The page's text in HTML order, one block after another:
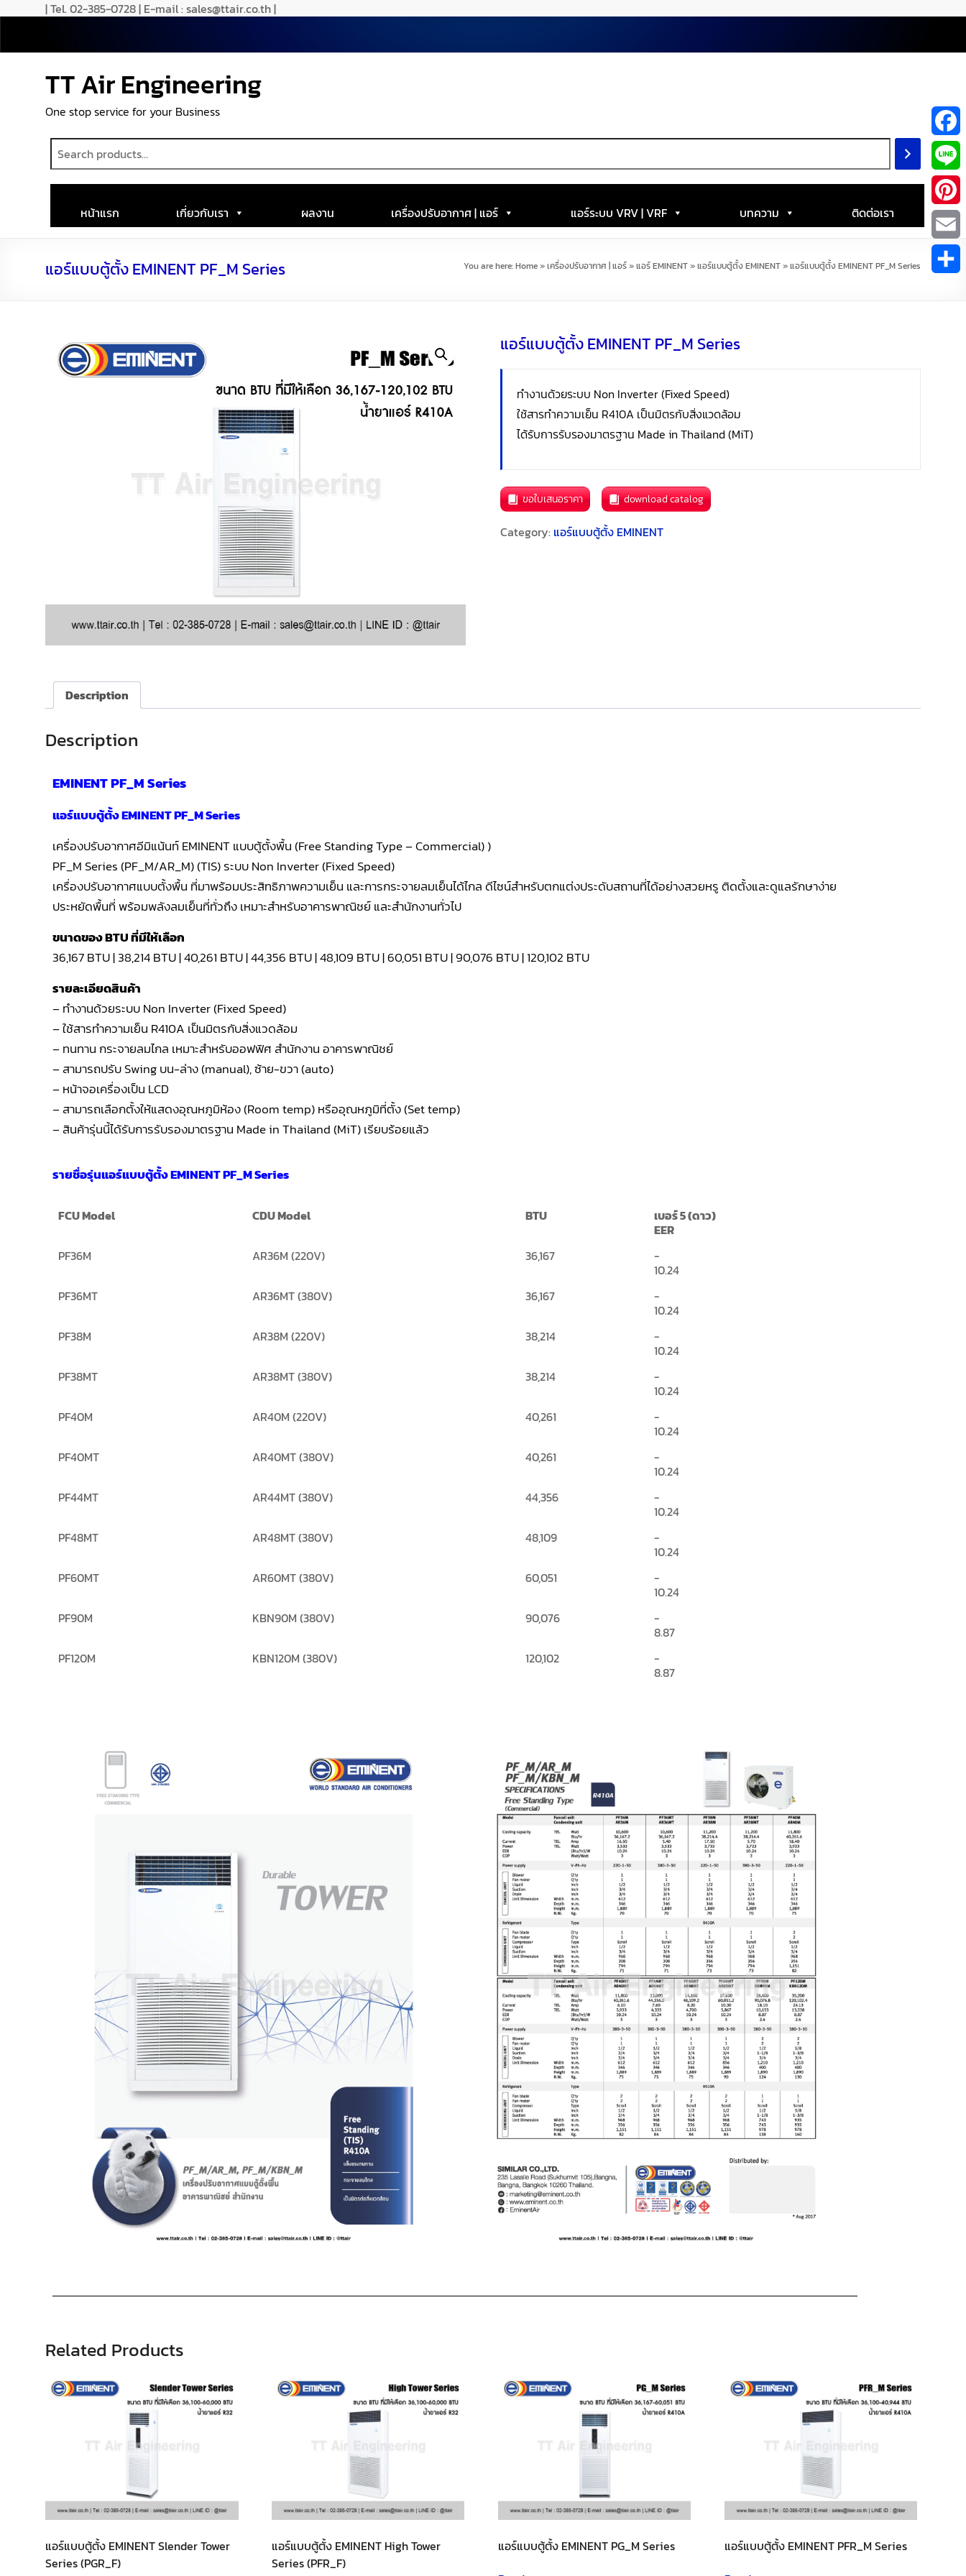
| Tel. 02-385-0728 | E-mail : sales@ttair.co.th |
TT Air Engineering
One stop service for your Business
หน้าแรก เกี่ยวกับเรา ผลงาน เครื่องปรับอากาศ | แอร์ แอร์ระบบ VRV | VRF บทความ ติดต่อเรา
แอร์แบบตู้ตั้ง EMINENT PF_M Series You are here:Home»เครื่องปรับอากาศ | แอร์»แอร์ EMINENT»แอร์แบบตู้ตั้ง EMINENT»แอร์แบบตู้ตั้ง EMINENT PF_M Series
แอร์แบบตู้ตั้ง EMINENT PF_M Series
ทำงานด้วยระบบ Non Inverter (Fixed Speed)
ใช้สารทำความเย็น R410A เป็นมิตรกับสิ่งแวดล้อม
ได้รับการรับรองมาตรฐาน Made in Thailand (MiT)
ขอใบเสนอราคา download catalog
Category: แอร์แบบตู้ตั้ง EMINENT
Description
Description
EMINENT PF_M Series
แอร์แบบตู้ตั้ง EMINENT PF_M Series
เครื่องปรับอากาศอีมิแน้นท์ EMINENT แบบตู้ตั้งพื้น (Free Standing Type – Commercial) )
PF_M Series (PF_M/AR_M) (TIS) ระบบ Non Inverter (Fixed Speed)
เครื่องปรับอากาศแบบตั้งพื้น ที่มาพร้อมประสิทธิภาพความเย็น และการกระจายลมเย็นได้ไกล ดีไซน์สำหรับตกแต่งประดับสถานที่ได้อย่างสวยหรู ติดตั้งและดูแลรักษาง่าย
ประหยัดพื้นที่ พร้อมพลังลมเย็นที่ทั่วถึง เหมาะสำหรับอาคารพาณิชย์ และสำนักงานทั่วไป
ขนาดของ BTU ที่มีให้เลือก
36,167 BTU | 38,214 BTU | 40,261 BTU | 44,356 BTU | 48,109 BTU | 60,051 BTU | 90,076 BTU | 120,102 BTU
รายละเอียดสินค้า
– ทำงานด้วยระบบ Non Inverter (Fixed Speed)
– ใช้สารทำความเย็น R410A เป็นมิตรกับสิ่งแวดล้อม
– ทนทาน กระจายลมไกล เหมาะสำหรับออฟฟิศ สำนักงาน อาคารพาณิชย์
– สามารถปรับ Swing บน-ล่าง (manual), ซ้าย-ขวา (auto)
– หน้าจอเครื่องเป็น LCD
– สามารถเลือกตั้งให้แสดงอุณหภูมิห้อง (Room temp) หรืออุณหภูมิที่ตั้ง (Set temp)
– สินค้ารุ่นนี้ได้รับการรับรองมาตรฐาน Made in Thailand (MiT) เรียบร้อยแล้ว
รายชื่อรุ่นแอร์แบบตู้ตั้ง EMINENT PF_M Series
FCU Model CDU Model BTU
เบอร์ 5 (ดาว)
EER
PF36M
AR36M (220V) 36,167
-
10.24
PF36MT
AR36MT (380V) 36,167
-
10.24
PF38M
AR38M (220V) 38,214
-
10.24
PF38MT
AR38MT (380V) 38,214
-
10.24
PF40M
AR40M (220V) 40,261
-
10.24
PF40MT
AR40MT (380V) 40,261
-
10.24
PF44MT
AR44MT (380V) 44,356
-
10.24
PF48MT
AR48MT (380V) 48,109
-
10.24
PF60MT
AR60MT (380V) 60,051
-
10.24
PF90M
KBN90M (380V) 90,076
-
8.87
PF120M
KBN120M (380V) 120,102
-
8.87
Related Products
แอร์แบบตู้ตั้ง EMINENT Slender Tower
Series (PGR_F)
แอร์แบบตู้ตั้ง EMINENT High Tower
Series (PFR_F)
แอร์แบบตู้ตั้ง EMINENT PG_M Series
แอร์แบบตู้ตั้ง EMINENT PFR_M Series
F
a
c
e
b
L
i
n
e
P
i
n
E